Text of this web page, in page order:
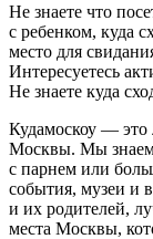
Не знаете что
с ребенком, куда
место для
Интересуетесь
Не знаете куда
Кудамоскоу — это
Москвы. Мы знаем
с парнем или
события, музеи и
и их родителей,
места Москвы,